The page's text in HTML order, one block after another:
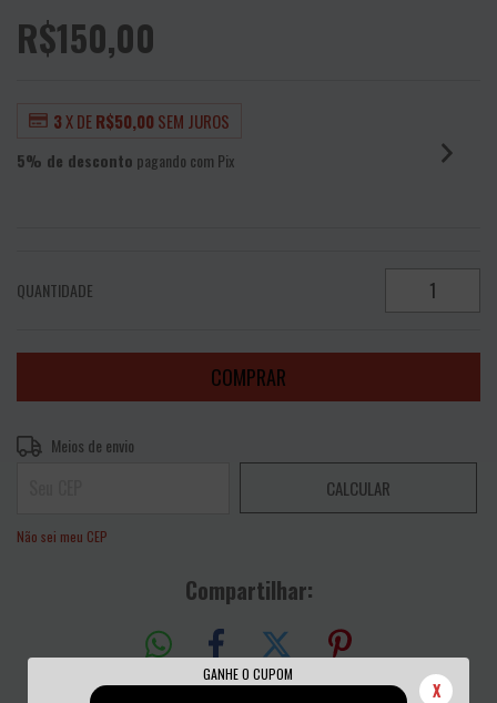
GANHE O CUPOM
X
R$150,00
3X DER$50,00SEM JUROS
5% de desconto pagando com Pix
QUANTIDADE
Entregas para o CEP:
Meios de envio
CALCULAR
Não sei meu CEP
Compartilhar: